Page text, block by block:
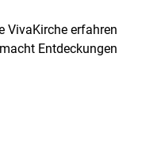
VivaKirche erfahren
Entdeckungen